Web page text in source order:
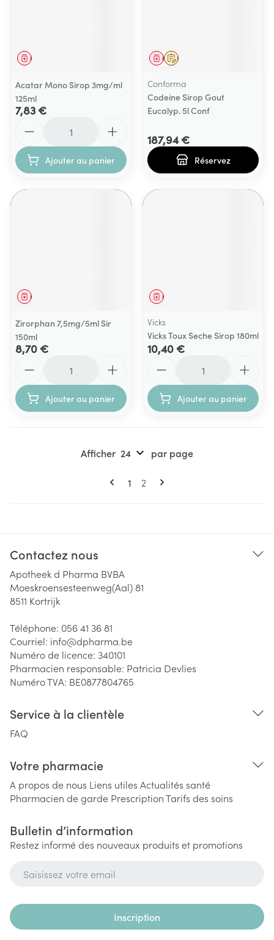
Médicament
Acatar Mono Sirop 3mg/ml
125ml
7,83 €
Ajouter au panier
Sur prescription
Médicament
Conforma
Codeine Sirop Gout
Eucalyp. 5l Conf
187,94 €
Réservez
Médicament
Zirorphan 7,5mg/5ml Sir
150ml
8,70 €
Ajouter au panier
Médicament
Vicks
Vicks Toux Seche Sirop 180ml
10,40 €
Ajouter au panier
Pages
Vous lisez actuellement la page
1 Page
2
Afficher par page
Contactez nous
Apotheek d Pharma BVBA
Moeskroensesteenweg(Aal) 81
8511 Kortrijk
Téléphone: 056 41 36 81
Courriel: info@dpharma.be
Numéro de licence: 340101
Pharmacien responsable: Patricia Devlies
Numéro TVA: BE0877804765
Service à la clientèle
FAQ
Votre pharmacie
A propos de nous Liens utiles Actualités santé
Pharmacien de garde PrescriptionTarifs des soins
Bulletin d’information
Restez informé des nouveaux produits et promotions
Inscription